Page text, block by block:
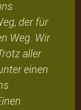
der für
Weg. Wir
aller
einen